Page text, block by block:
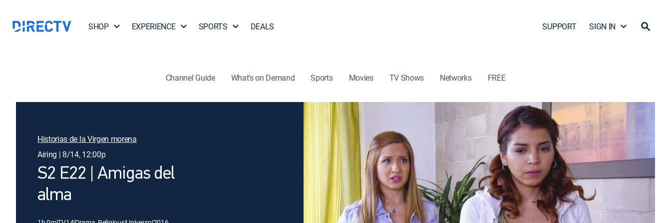
SHOP EXPERIENCE SPORTS DEALS SUPPORT SIGN IN
Channel Guide What's on Demand Sports Movies TV Shows Networks FREE
Historias de la Virgen morena
Airing | 8/14, 12:00p
S2 E22 | Amigas del
alma